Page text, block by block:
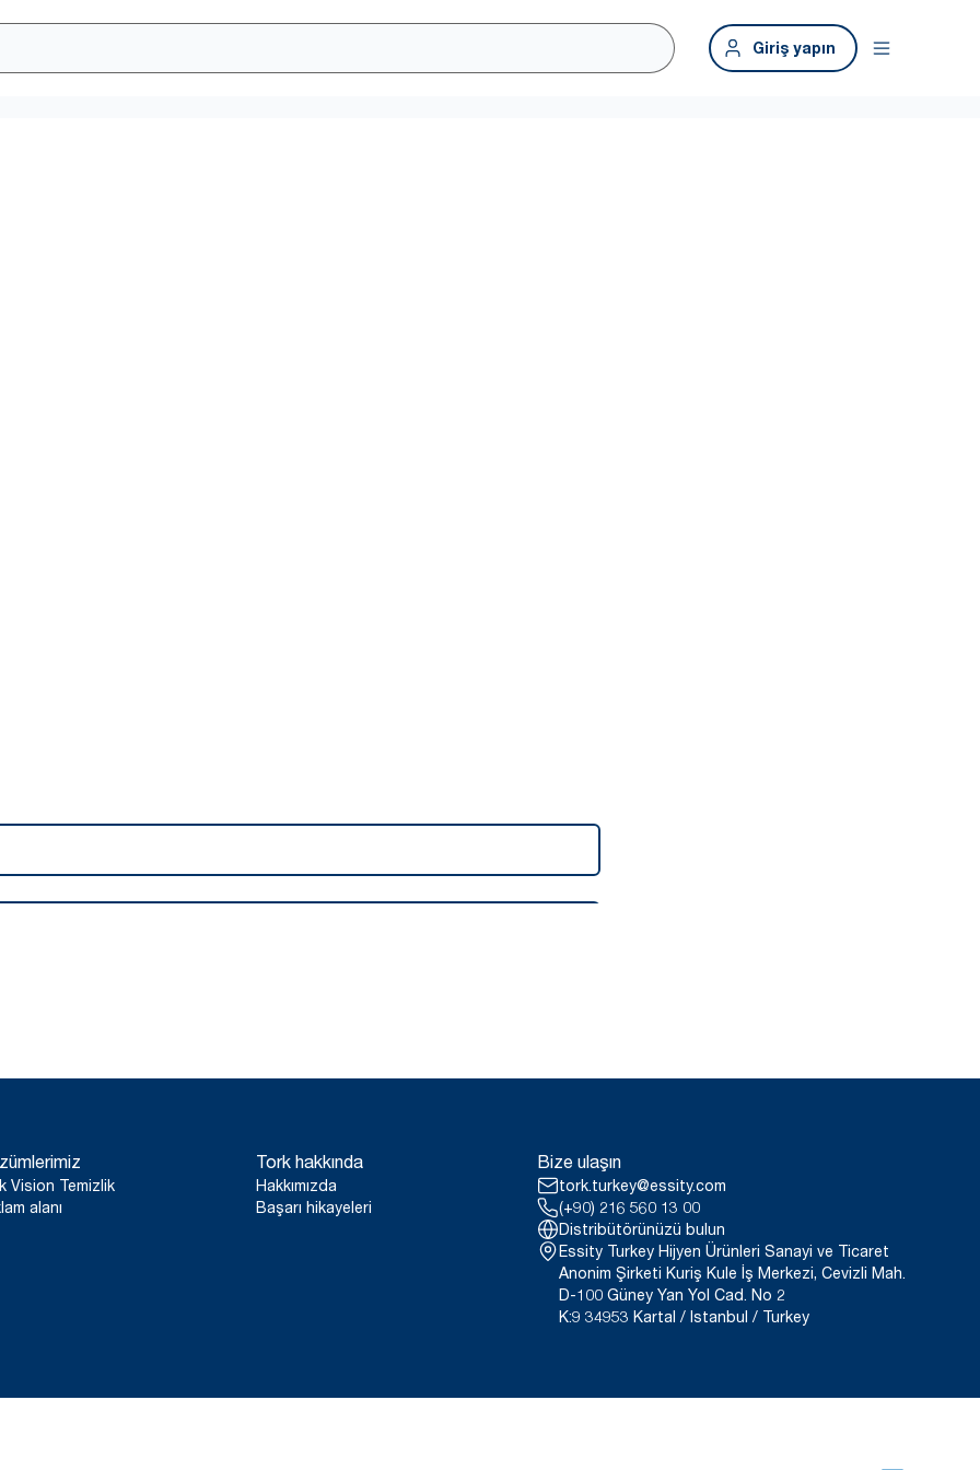
Giriş yapın
Vision Temizlik
alanı
Tork hakkında
Hakkımızda
Başarı hikayeleri
Bize ulaşın
tork.turkey@essity.com
(+90) 216 560 13 00
Distribütörünüzü bulun
Essity Turkey Hijyen Ürünleri Sanayi ve Ticaret
Anonim Şirketi Kuriş Kule İş Merkezi, Cevizli Mah.
D-100 Güney Yan Yol Cad. No 2
K:9 34953 Kartal / Istanbul / Turkey